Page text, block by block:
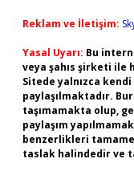
Reklam ve İletişim:
Yasal Uyarı: Bu
veya şahıs şirketi ile
Sitede yalnızca kendi
paylaşılmaktadır.
taşımamakta olup,
paylaşım
benzerlikleri
taslak halindedir ve